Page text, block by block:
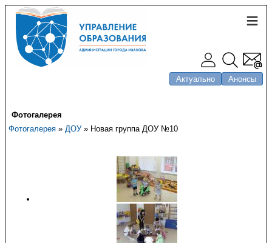
Актуально Анонсы
Фотогалерея
Фотогалерея » ДОУ» Новая группа ДОУ №10